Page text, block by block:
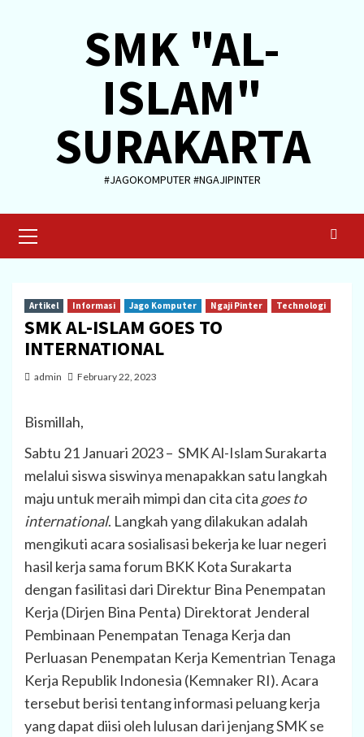
SMK "AL-
ISLAM"
SURAKARTA
#JAGOKOMPUTER #NGAJIPINTER
Menu
Artikel Informasi Jago Komputer Ngaji Pinter Technologi
SMK AL-ISLAM GOES TO
INTERNATIONAL
admin February 22, 2023
Bismillah,
Sabtu 21 Januari 2023 – SMK Al-Islam Surakarta
melalui siswa siswinya menapakkan satu langkah
maju untuk meraih mimpi dan cita cita goes to
international. Langkah yang dilakukan adalah
mengikuti acara sosialisasi bekerja ke luar negeri
hasil kerja sama forum BKK Kota Surakarta
dengan fasilitasi dari Direktur Bina Penempatan
Kerja (Dirjen Bina Penta) Direktorat Jenderal
Pembinaan Penempatan Tenaga Kerja dan
Perluasan Penempatan Kerja Kementrian Tenaga
Kerja Republik Indonesia (Kemnaker RI). Acara
tersebut berisi tentang informasi peluang kerja
yang dapat diisi oleh lulusan dari jenjang SMK se